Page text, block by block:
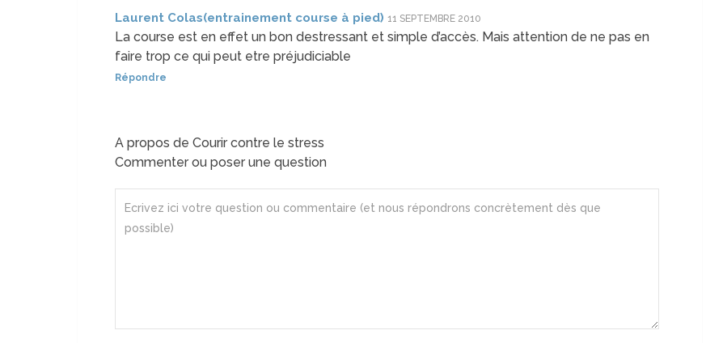
Laurent Colas(entrainement course à pied) 11 SEPTEMBRE 2010
La course est en effet un bon destressant et simple d’accès. Mais attention de ne pas en
faire trop ce qui peut etre préjudiciable
Répondre
A propos de Courir contre le stress
Commenter ou poser une question